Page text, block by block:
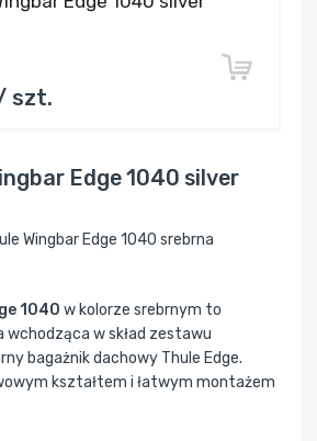
szt.
Edge 1040 silver
Wingbar Edge 1040 srebrna
1040 w kolorze srebrnym to
wchodząca w skład zestawu
bagażnik dachowy Thule Edge.
kształtem i łatwym montażem